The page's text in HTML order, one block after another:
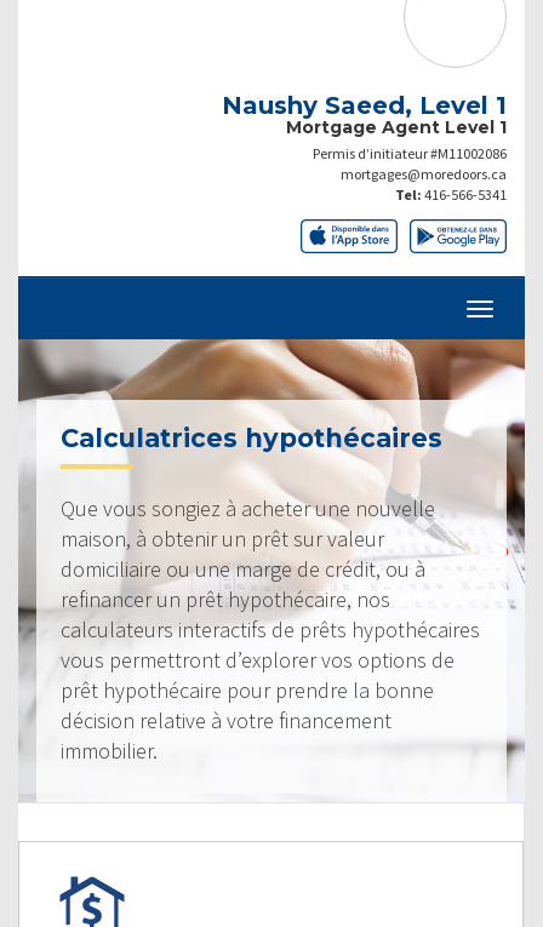
Naushy Saeed, Level 1
Mortgage Agent Level 1
Permis d’initiateur #M11002086
mortgages@moredoors.ca
Tel: 416-566-5341
Calculatrices hypothécaires
Que vous songiez à acheter une nouvelle
maison, à obtenir un prêt sur valeur
domiciliaire ou une marge de crédit, ou à
refinancer un prêt hypothécaire, nos
calculateurs interactifs de prêts hypothécaires
vous permettront d’explorer vos options de
prêt hypothécaire pour prendre la bonne
décision relative à votre financement
immobilier.